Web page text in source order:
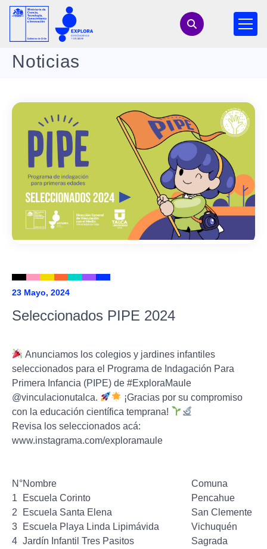
Noticias
23 Mayo, 2024
Seleccionados PIPE 2024
Anunciamos los colegios y jardines infantiles
seleccionados para el Programa de Indagación Para
Primera Infancia (PIPE) de #ExploraMaule
@vinculacionutalca.
¡Gracias por su compromiso
con la educación científica temprana!
Revisa los seleccionados acá:
www.instagrama.com/exploramaule
N°Nombre
Comuna
1
Escuela Corinto
Pencahue
2
Escuela Santa Elena
San Clemente
3
Escuela Playa Linda Lipimávida
Vichuquén
4 Jardín Infantil Tres Pasitos
Sagrada